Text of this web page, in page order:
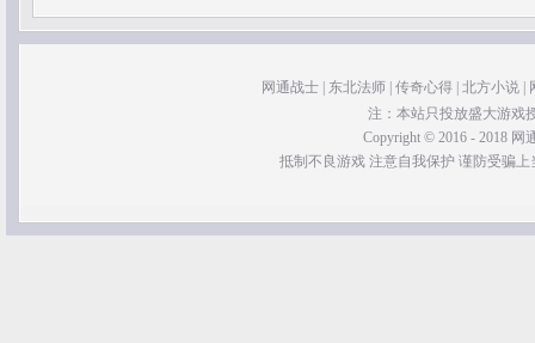
网通战士 东北法师 传奇心得 北方小说
注：本站只投放盛大游戏
Copyright © 2016 - 2018 网
抵制不良游戏 注意自我保护 谨防受骗